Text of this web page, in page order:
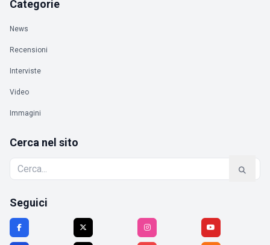
Categorie
News
Recensioni
Interviste
Video
Immagini
Cerca nel sito
Seguici